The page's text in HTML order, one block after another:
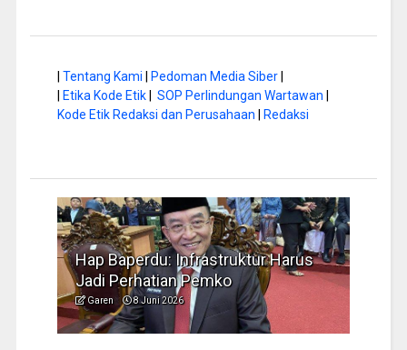
Tentang Kami Pedoman Media Siber|
Etika Kode Etik| SOP Perlindungan Wartawan
Kode Etik Redaksi dan Perusahaan
Redaksi
Hap Baperdu: Infrastruktur Harus
Jadi Perhatian Pemko
8 Juni 2026
Musim
Pengelolaan